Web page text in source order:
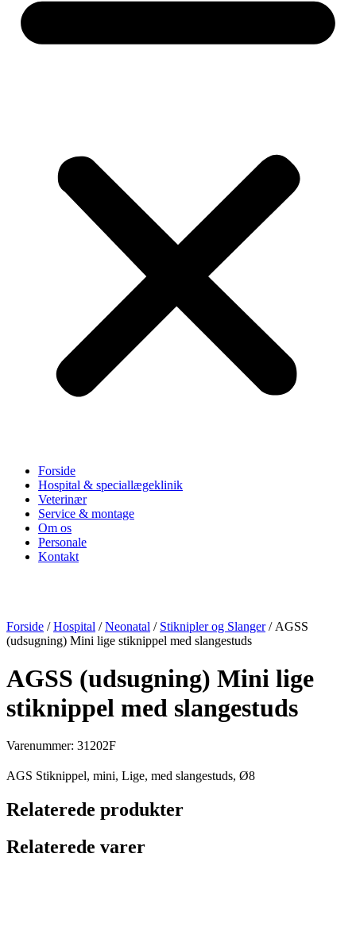
Forside
Hospital & speciallægeklinik
Veterinær
Service & montage
Om os
Personale
Kontakt
Forside /Hospital /Neonatal / Stiknipler og Slanger/ AGSS
(udsugning) Mini lige stiknippel med slangestuds
AGSS (udsugning) Mini lige
stiknippel med slangestuds
Varenummer: 31202F
AGS Stiknippel, mini, Lige, med slangestuds, Ø8
Relaterede produkter
Relaterede varer